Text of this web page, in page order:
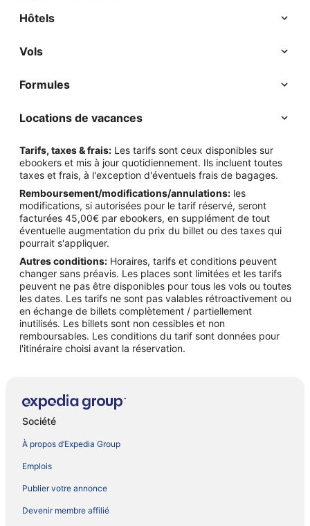
Hôtels
Vols
Formules
Locations de vacances
Tarifs, taxes & frais: Les tarifs sont ceux disponibles sur
ebookers et mis à jour quotidiennement. Ils incluent toutes
taxes et frais, à l'exception d'éventuels frais de bagages.
Remboursement/modifications/annulations: les
modifications, si autorisées pour le tarif réservé, seront
facturées 45,00€ par ebookers, en supplément de tout
éventuelle augmentation du prix du billet ou des taxes qui
pourrait s'appliquer.
Autres conditions: Horaires, tarifs et conditions peuvent
changer sans préavis. Les places sont limitées et les tarifs
peuvent ne pas être disponibles pour tous les vols ou toutes
les dates. Les tarifs ne sont pas valables rétroactivement ou
en échange de billets complètement / partiellement
inutilisés. Les billets sont non cessibles et non
remboursables. Les conditions du tarif sont données pour
l'itinéraire choisi avant la réservation.
Société
À propos d’Expedia Group
Emplois
Publier votre annonce
Devenir membre affilié